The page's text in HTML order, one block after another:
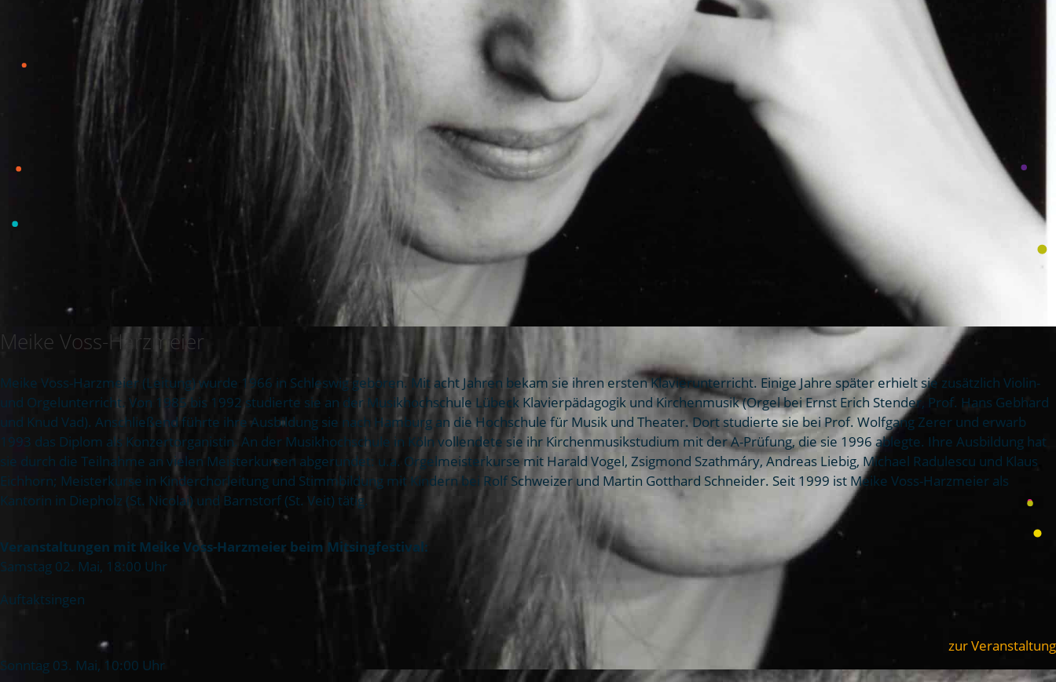
Meike Voss-Harzmeier
Meike Voss-Harzmeier (Leitung) wurde 1966 in Schleswig geboren. Mit acht Jahren bekam sie ihren ersten Klavierunterricht. Einige Jahre später erhielt sie zusätzlich Violin-
und Orgelunterricht. Von 1985 bis 1992 studierte sie an der Musikhochschule Lübeck Klavierpädagogik und Kirchenmusik (Orgel bei Ernst Erich Stender, Prof. Hans Gebhard
und Knud Vad). Anschließend führte ihre Ausbildung sie nach Hamburg an die Hochschule für Musik und Theater. Dort studierte sie bei Prof. Wolfgang Zerer und erwarb
1993 das Diplom als Konzertorganistin. An der Musikhochschule in Köln vollendete sie ihr Kirchenmusikstudium mit der A-Prüfung, die sie 1996 ablegte. Ihre Ausbildung hat
sie durch die Teilnahme an vielen Meisterkursen abgerundet: u.a. Orgelmeisterkurse mit Harald Vogel, Zsigmond Szathmáry, Andreas Liebig, Michael Radulescu und Klaus
Eichhorn; Meisterkurse in Kinderchorleitung und Stimmbildung mit Kindern bei Rolf Schweizer und Martin Gotthard Schneider. Seit 1999 ist Meike Voss-Harzmeier als
Kantorin in Diepholz (St. Nicolai) und Barnstorf (St. Veit) tätig.
Veranstaltungen mit Meike Voss-Harzmeier beim Mitsingfestival:
Samstag 02. Mai, 18:00 Uhr
Auftaktsingen
zur Veranstaltung
Sonntag 03. Mai, 10:00 Uhr